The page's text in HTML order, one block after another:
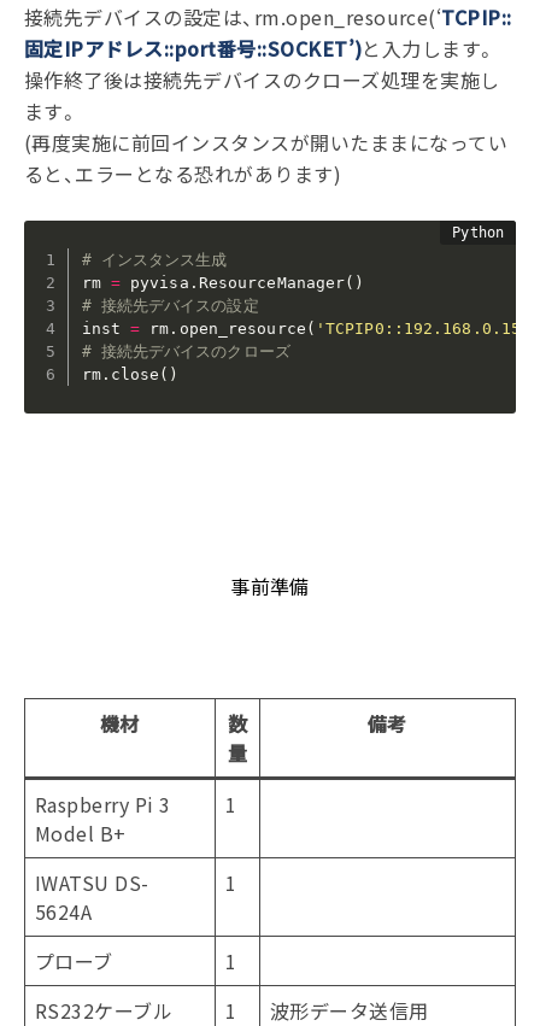
接続先デバイスの設定は、rm.open_resource(‘TCPIP::
固定IPアドレス::port番号::SOCKET’)と入力します。
操作終了後は接続先デバイスのクローズ処理を実施し
ます。
(再度実施に前回インスタンスが開いたままになってい
ると、エラーとなる恐れがあります)
# インスタンス生成
rm = pyvisa . ResourceManager( )
# 接続先デバイスの設定
inst = rm . open_resource (
# 接続先デバイスのクローズ
rm. close ( )
事前準備
機材
数
量
備考
Raspberry Pi 3
Model B+
1
IWATSU DS-
5624A
1
プローブ
1
RS232ケーブル
1
波形データ送信用